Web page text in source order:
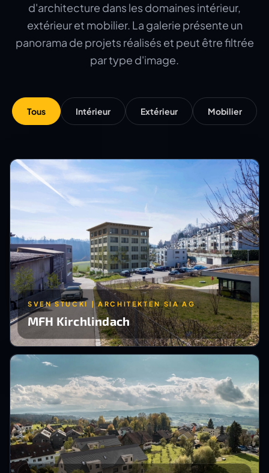
d'architecture dans les domaines intérieur,
extérieur et mobilier. La galerie présente un
panorama de projets réalisés et peut être filtrée
par type d'image.
Tous Intérieur Extérieur Mobilier
SVEN STUCKI | ARCHITEKTEN SIA AG
MFH Kirchlindach